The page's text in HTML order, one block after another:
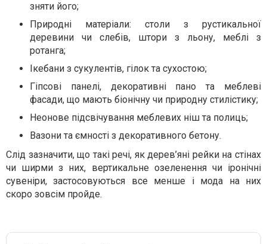
зняти його;
Природні матеріали: столи з рустикальної
деревини чи слебів, штори з льону, меблі з
ротанга;
Ікебани з сукулентів, гілок та сухостою;
Гіпсові панелі, декоративні пано та меблеві
фасади, що мають біонічну чи природну стилістику;
Неонове підсвічування меблевих ніш та полиць;
Вазони та ємності з декоративного бетону.
Слід зазначити, що такі речі, як дерев’яні рейки на стінах
чи ширми з них, вертикальне озеленення чи іронічні
сувеніри, застосовуються все менше і мода на них
скоро зовсім пройде.